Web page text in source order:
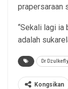
prapersaraan
“Sekali lagi ia
adalah
Dr
Kongsikan